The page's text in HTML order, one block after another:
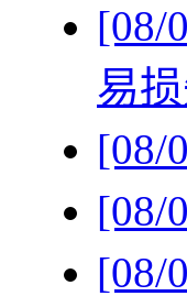
[08/
易损
[08/
[08/
[08/